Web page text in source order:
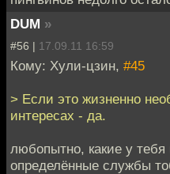
DUM »
#56 | 17.09.11 16:59
Кому: Хули-цзин, #45
> Если это жизненно
интересах - да.
любопытно, какие у тебя
определённые службы